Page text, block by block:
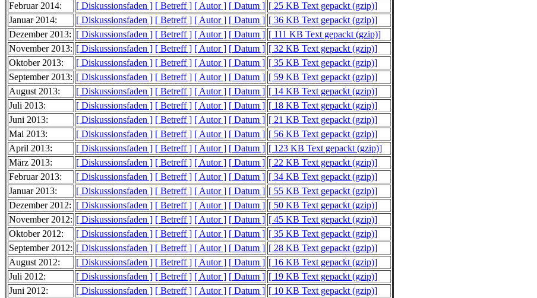
Februar 2014:
[ Diskussionsfaden ] [ Betreff ] [ Autor ] [ Datum ] [ 25 KB Text gepackt (gzip)]
Januar 2014:
[ Diskussionsfaden ] [ Betreff ] [ Autor ] [ Datum ] [ 36 KB Text gepackt (gzip)]
Dezember 2013: [ Diskussionsfaden ] [ Betreff ] [ Autor ] [ Datum ] [ 111 KB Text gepackt (gzip)]
November 2013: [ Diskussionsfaden ] [ Betreff ] [ Autor ] [ Datum ] [ 32 KB Text gepackt (gzip)]
Oktober 2013:
[ Diskussionsfaden ] [ Betreff ] [ Autor ] [ Datum ] [ 35 KB Text gepackt (gzip)]
September 2013: [ Diskussionsfaden ] [ Betreff ] [ Autor ] [ Datum ] [ 59 KB Text gepackt (gzip)]
August 2013:
[ Diskussionsfaden ] [ Betreff ] [ Autor ] [ Datum ] [ 14 KB Text gepackt (gzip)]
Juli 2013:
[ Diskussionsfaden ] [ Betreff ] [ Autor ] [ Datum ] [ 18 KB Text gepackt (gzip)]
Juni 2013:
[ Diskussionsfaden ] [ Betreff ] [ Autor ] [ Datum ] [ 21 KB Text gepackt (gzip)]
Mai 2013:
[ Diskussionsfaden ] [ Betreff ] [ Autor ] [ Datum ] [ 56 KB Text gepackt (gzip)]
April 2013:
[ Diskussionsfaden ] [ Betreff ] [ Autor ] [ Datum ] [ 123 KB Text gepackt (gzip)]
März 2013:
[ Diskussionsfaden ] [ Betreff ] [ Autor ] [ Datum ] [ 22 KB Text gepackt (gzip)]
Februar 2013:
[ Diskussionsfaden ] [ Betreff ] [ Autor ] [ Datum ] [ 34 KB Text gepackt (gzip)]
Januar 2013:
[ Diskussionsfaden ] [ Betreff ] [ Autor ] [ Datum ] [ 55 KB Text gepackt (gzip)]
Dezember 2012: [ Diskussionsfaden ] [ Betreff ] [ Autor ] [ Datum ] [ 50 KB Text gepackt (gzip)]
November 2012: [ Diskussionsfaden ] [ Betreff ] [ Autor ] [ Datum ] [ 45 KB Text gepackt (gzip)]
Oktober 2012:
[ Diskussionsfaden ] [ Betreff ] [ Autor ] [ Datum ] [ 35 KB Text gepackt (gzip)]
September 2012: [ Diskussionsfaden ] [ Betreff ] [ Autor ] [ Datum ] [ 28 KB Text gepackt (gzip)]
August 2012:
[ Diskussionsfaden ] [ Betreff ] [ Autor ] [ Datum ] [ 16 KB Text gepackt (gzip)]
Juli 2012:
[ Diskussionsfaden ] [ Betreff ] [ Autor ] [ Datum ] [ 19 KB Text gepackt (gzip)]
Juni 2012:
[ Diskussionsfaden ] [ Betreff ] [ Autor ] [ Datum ] [ 10 KB Text gepackt (gzip)]